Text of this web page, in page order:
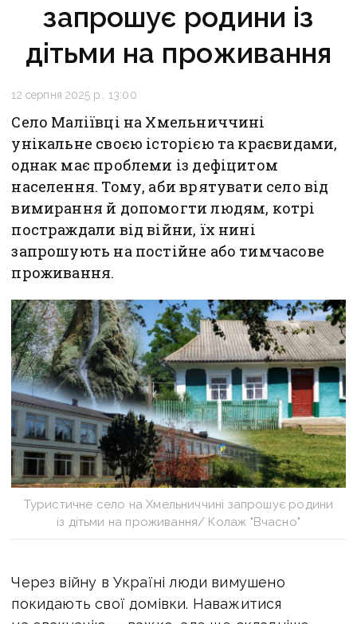
запрошує родини із
дітьми на проживання
12 серпня 2025 р., 13:00
Село Маліївці на Хмельниччині
унікальне своєю історією та краєвидами,
однак має проблеми із дефіцитом
населення. Тому, аби врятувати село від
вимирання й допомогти людям, котрі
постраждали від війни, їх нині
запрошують на постійне або тимчасове
проживання.
Туристичне село на Хмельниччині запрошує родини
із дітьми на проживання/ Колаж "Вчасно"
Через війну в Україні люди вимушено
покидають свої домівки. Наважитися